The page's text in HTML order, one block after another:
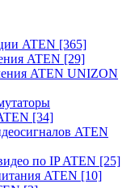
ATEN [365]
ATEN [29]
ATEN UNIZON
[34]
ATEN
по IP ATEN [25]
ATEN [10]